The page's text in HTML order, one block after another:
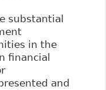
substantial
in the
financial
and